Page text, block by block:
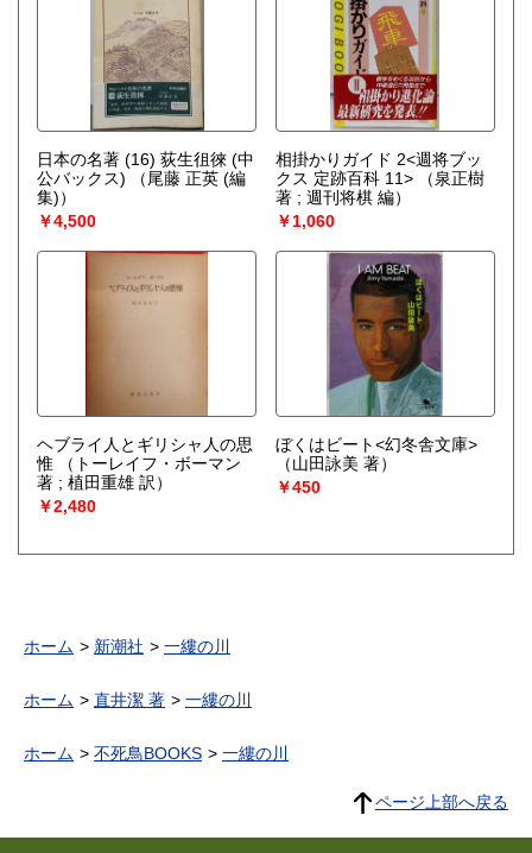
日本の名著 (16) 荻生徂徠 (中
公バックス)
（尾藤 正英 (編
集)）
￥4,500
相掛かりガイド 2<週将ブッ
クス 定跡百科 11>
（泉正樹
著 ; 週刊将棋 編）
￥1,060
ヘブライ人とギリシャ人の思
惟
（トーレイフ・ボーマン
著 ; 植田重雄 訳）
￥2,480
ぼくはビート<幻冬舎文庫>
（山田詠美 著）
￥450
ホーム 新潮社 一縷の川
ホーム 直井潔 著 一縷の川
ホーム 不死鳥BOOKS 一縷の川
ページ上部へ戻る